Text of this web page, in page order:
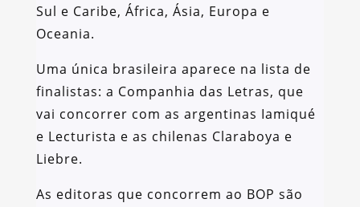
Sul e Caribe, África, Ásia, Europa e
Oceania.
Uma única brasileira aparece na lista de
finalistas: a Companhia das Letras, que
vai concorrer com as argentinas Iamiqué
e Lecturista e as chilenas Claraboya e
Liebre.
As editoras que concorrem ao BOP são